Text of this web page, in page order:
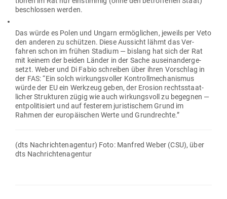
beschlossen werden.
Das würde es Polen und Ungarn ermög­lichen, jeweils per Veto
den anderen zu schützen. Diese Aus­sicht lähmt das Ver­
fahren schon im frühen Stadium — bislang hat sich der Rat
mit keinem der beiden Länder in der Sache aus­ein­an­der­ge­
setzt. Weber und Di Fabio schreiben über ihren Vor­schlag in
der FAS: “Ein solch wir­kungs­voller Kon­troll­me­cha­nismus
würde der EU ein Werkzeug geben, der Erosion rechts­staat­
licher Struk­turen zügig wie auch wir­kungsvoll zu begegnen —
ent­po­li­ti­siert und auf fes­terem juris­ti­schem Grund im
Rahmen der euro­päi­schen Werte und Grundrechte.”
(dts Nach­rich­ten­agentur) Foto: Manfred Weber (CSU), über
dts Nachrichtenagentur